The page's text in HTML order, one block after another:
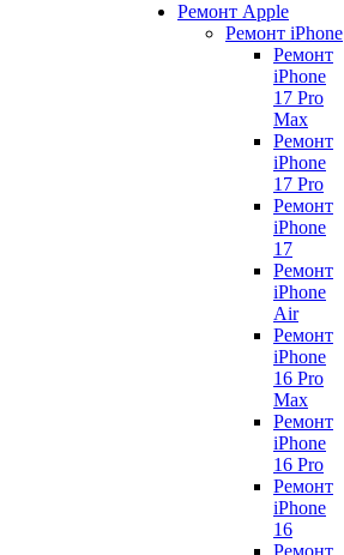
Ремонт Apple
Ремонт iPhone
Ремонт
iPhone
17 Pro
Max
Ремонт
iPhone
17 Pro
Ремонт
iPhone
17
Ремонт
iPhone
Air
Ремонт
iPhone
16 Pro
Max
Ремонт
iPhone
16 Pro
Ремонт
iPhone
16
Ремонт